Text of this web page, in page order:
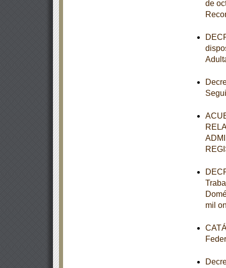
de
mil